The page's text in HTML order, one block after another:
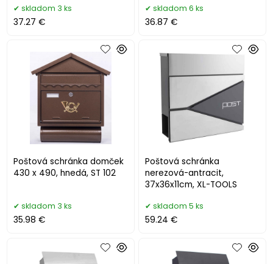
skladom 3 ks
37.27 €
skladom 6 ks
36.87 €
Poštová schránka domček
430 x 490, hnedá, ST 102
skladom 3 ks
35.98 €
Poštová schránka
nerezová-antracit,
37x36x11cm, XL-TOOLS
skladom 5 ks
59.24 €